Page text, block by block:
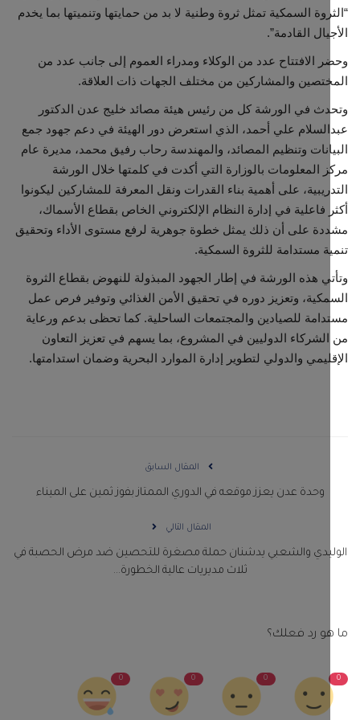
السمكية تمثل ثروة وطنية لا بد من حمايتها وتنميتها بما يخدم
القادمة”.
الافتتاح عدد من الوكلاء ومدراء العموم إلى جانب عدد من
والمشاركين من مختلف الجهات ذات العلاقة.
في الورشة كل من رئيس هيئة مصائد خليج عدن الدكتور
علي أحمد، الذي استعرض دور الهيئة في دعم جهود جمع
وتنظيم المصائد، والمهندسة رحاب رفيق محمد، مديرة عام
المعلومات بالوزارة التي أكدت في كلمتها خلال الورشة
على أهمية بناء القدرات ونقل المعرفة للمشاركين ليكونوا
فاعلية في إدارة النظام الإلكتروني الخاص بقطاع الأسماك،
على أن ذلك يمثل خطوة جوهرية لرفع مستوى الأداء وتحقيق
مستدامة للثروة السمكية.
هذه الورشة في إطار الجهود المبذولة للنهوض بقطاع الثروة
وتعزيز دوره في تحقيق الأمن الغذائي وتوفير فرص عمل
للصيادين والمجتمعات الساحلية. كما تحظى بدعم ورعاية
الدوليين في المشروع، بما يسهم في تعزيز التعاون
والدولي لتطوير إدارة الموارد البحرية وضمان استدامتها.
المقال السابق
وحدة عدن يعزز موقعه في الدوري الممتاز بفوز ثمين على الميناء
المقال التالي
والشعبي يدشنان حملة مصغرة للتحصين ضد مرض الحصبة في
ثلاث مديريات عالية الخطورة...
رد فعلك؟